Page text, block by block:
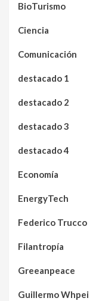
BioTurismo
Ciencia
Comunicación
destacado 1
destacado 2
destacado 3
destacado 4
Economía
EnergyTech
Federico Trucco
Filantropía
Greeanpeace
Guillermo Whpei